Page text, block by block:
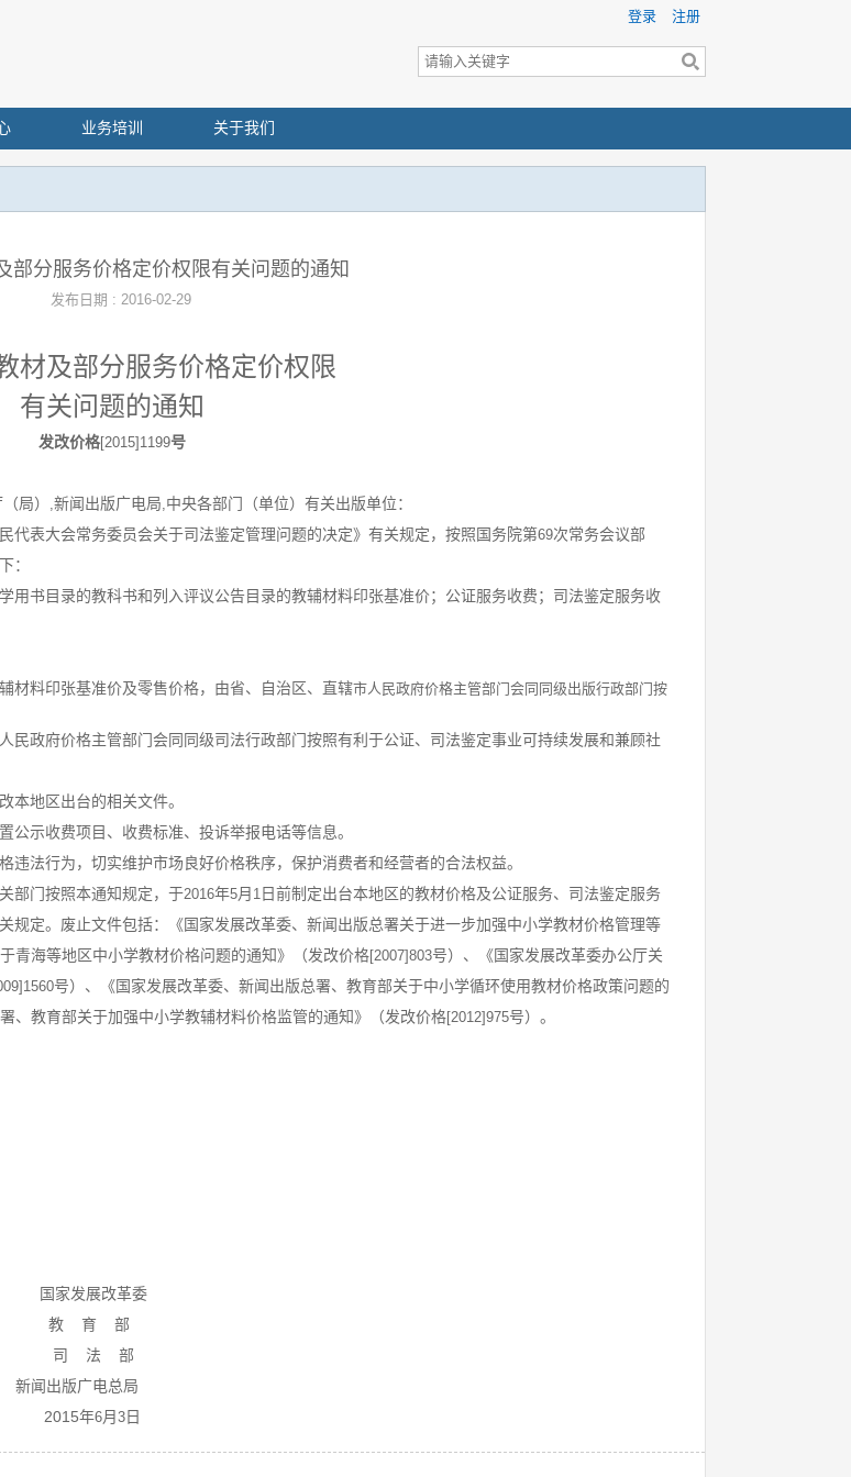
登录 注册
业务培训 关于我们
部分服务价格定价权限有关问题的通知
发布日期 : 2016-02-29
材及部分服务价格定价权限
有关问题的通知
发改价格[2015]1199号
局） ,新闻出版广电局,中央各部门（单位）有关出版单位：
表大会常务委员会关于司法鉴定管理问题的决定》有关规定，按照国务院第69次常务会议部
：
书目录的教科书和列入评议公告目录的教辅材料印张基准价；公证服务收费；司法鉴定服务收
料印张基准价及零售价格，由省、自治区、直辖市人民政府价格主管部门会同同级出版行政部门按
政府价格主管部门会同同级司法行政部门按照有利于公证、司法鉴定事业可持续发展和兼顾社
地区出台的相关文件。
示收费项目、收费标准、投诉举报电话等信息。
法行为，切实维护市场良好价格秩序，保护消费者和经营者的合法权益。
部门按照本通知规定，于2016年5月 1 日前制定出台本地区的教材价格及公证服务、司法鉴定服务
规定。废止文件包括：《国家发展改革委、新闻出版总署关于进一步加强中小学教材价格管理等
青海等地区中小学教材价格问题的通知》（发改价格[2007]803号）、《国家发展改革委办公厅关
号）、《国家发展改革委、新闻出版总署、教育部关于中小学循环使用教材价格政策问题的
、教育部关于加强中小学教辅材料价格监管的通知》（发改价格[2012]975号）。
家发展改革委
育
部
法
部
出版广电总局
年6月 3日